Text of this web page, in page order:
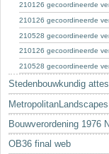
210126 gecoordineerde
210126 gecoordineerde
210528 gecoordineerde
210126 gecoordineerde
210528 gecoordineerde
Stedenbouwkundig
Bouwverordening 1976
OB36 final web